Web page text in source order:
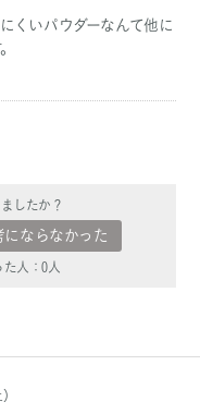
くいパウダーなんて他に
したか？
ならなかった
た人：0人